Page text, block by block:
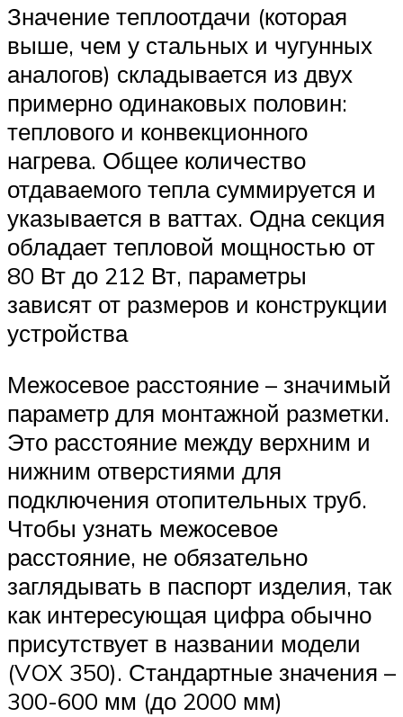
Значение теплоотдачи (которая
выше, чем у стальных и чугунных
аналогов) складывается из двух
примерно одинаковых половин:
теплового и конвекционного
нагрева. Общее количество
отдаваемого тепла суммируется и
указывается в ваттах. Одна секция
обладает тепловой мощностью от
80 Вт до 212 Вт, параметры
зависят от размеров и конструкции
устройства
Межосевое расстояние – значимый
параметр для монтажной разметки.
Это расстояние между верхним и
нижним отверстиями для
подключения отопительных труб.
Чтобы узнать межосевое
расстояние, не обязательно
заглядывать в паспорт изделия, так
как интересующая цифра обычно
присутствует в названии модели
(VOX 350). Стандартные значения –
300-600 мм (до 2000 мм)